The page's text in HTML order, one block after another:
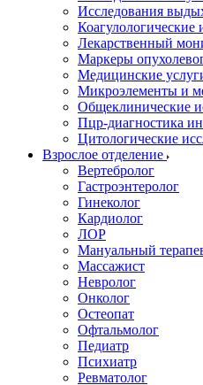
Исследования
Коагулологические
Лекарственный
Маркеры
Медицинские
Микроэлементы и
Общеклинические
Пцр-диагностика
Цитологические
Взрослое отделение
Вертебролог
Гастроэнтеролог
Гинеколог
Кардиолог
ЛОР
Мануальный
Массажист
Невролог
Онколог
Остеопат
Офтальмолог
Педиатр
Психиатр
Ревматолог